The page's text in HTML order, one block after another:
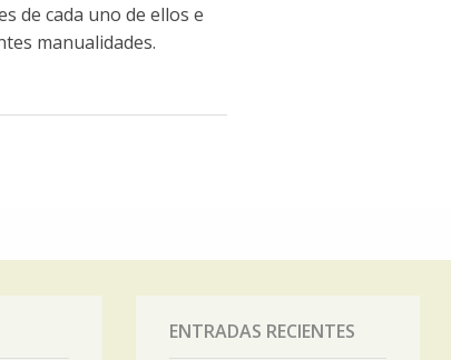
de cada uno de ellos e
manualidades.
ENTRADAS RECIENTES